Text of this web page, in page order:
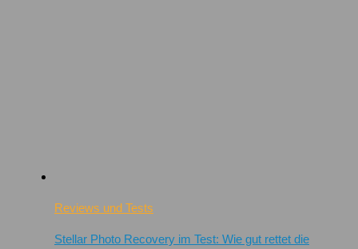
Reviews und Tests
Stellar Photo Recovery im Test: Wie gut rettet die